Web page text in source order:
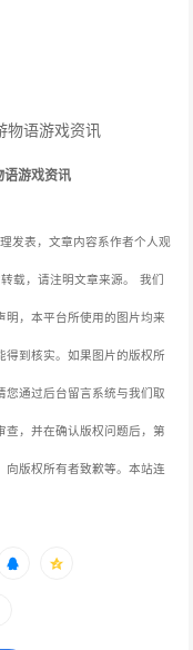
游戏资讯
发表，文章内容系作者个人观
载，请注明文章来源。 我们
，本平台所使用的图片均来
得到核实。如果图片的版权所
通过后台留言系统与我们取
，并在确认版权问题后，第
版权所有者致歉等。本站连